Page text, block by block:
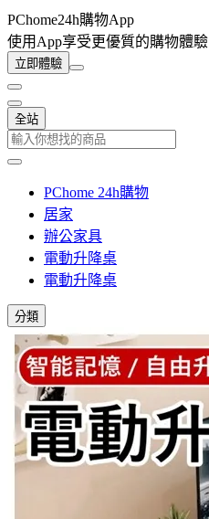
PChome24h購物App
使用App享受更優質的購物體驗
立即體驗
全站
PChome 24h購物
居家
辦公家具
電動升降桌
電動升降桌
分類